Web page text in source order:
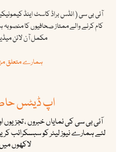
آئی بی سی ( انڈس براڈ کاسٹ اینڈ
کام کرنے والے ممتاز صحافیوں کا
مکمل آن لائن
ہمارے متعلق
اپ ڈیٹس
آئی بی سی کی نمایاں خبروں ،
لئے ہمارے نیوز لیٹر کو سبسکرائب
لاکھوں